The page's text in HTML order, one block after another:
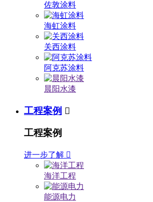
佐敦涂料
海虹涂料
关西涂料
阿克苏涂料
晨阳水漆
工程案例 
工程案例
进一步了解 
海洋工程
能源电力